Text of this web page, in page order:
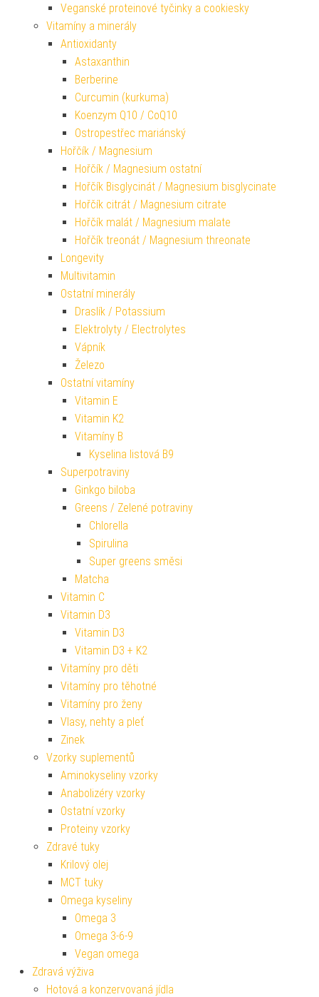
Veganské proteinové tyčinky a cookiesky
Vitamíny a minerály
Antioxidanty
Astaxanthin
Berberine
Curcumin (kurkuma)
Koenzym Q10 / CoQ10
Ostropestřec mariánský
Hořčík / Magnesium
Hořčík / Magnesium ostatní
Hořčík Bisglycinát / Magnesium bisglycinate
Hořčík citrát / Magnesium citrate
Hořčík malát / Magnesium malate
Hořčík treonát / Magnesium threonate
Longevity
Multivitamin
Ostatní minerály
Draslík / Potassium
Elektrolyty / Electrolytes
Vápník
Železo
Ostatní vitamíny
Vitamin E
Vitamin K2
Vitamíny B
Kyselina listová B9
Superpotraviny
Ginkgo biloba
Greens / Zelené potraviny
Chlorella
Spirulina
Super greens směsi
Matcha
Vitamin C
Vitamin D3
Vitamin D3
Vitamin D3 + K2
Vitamíny pro děti
Vitamíny pro těhotné
Vitamíny pro ženy
Vlasy, nehty a pleť
Zinek
Vzorky suplementů
Aminokyseliny vzorky
Anabolizéry vzorky
Ostatní vzorky
Proteiny vzorky
Zdravé tuky
Krilový olej
MCT tuky
Omega kyseliny
Omega 3
Omega 3-6-9
Vegan omega
Zdravá výživa
Hotová a konzervovaná jídla